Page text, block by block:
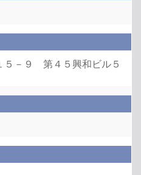
５－９ 第４５興和ビル５